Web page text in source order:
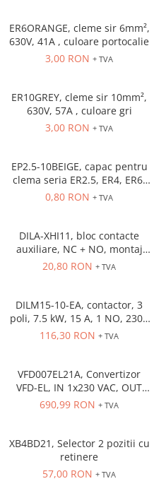
Router si switch-uri industriale
Afisoare digitale
Senzori fotoelectrici
Senzori inductivi
Senzori magnetici-rezistivi
TRIO-PS
TRIO-UPS
Butoane si accesorii
Lampa multi LED
pentru motor
Direct-On-Line Starters
Cleme sir
Accesorii cleme
Cleme 2.5mm
Cleme 4mm
ER6ORANGE, cleme sir 6mm²,
630V, 41A , culoare portocalie
3,00 RON + TVA
ER10GREY, cleme sir 10mm²,
630V, 57A , culoare gri
3,00 RON + TVA
EP2.5-10BEIGE, capac pentru
clema seria ER2.5, ER4, ER6,
ER10 Beige
0,80 RON + TVA
DILA-XHI11, bloc contacte
auxiliare, NC + NO, montaj
frontal
20,80 RON + TVA
DILM15-10-EA, contactor, 3
poli, 7.5 kW, 15 A, 1 NO, 230V
AC
116,30 RON + TVA
VFD007EL21A, Convertizor
VFD-EL, IN 1x230 VAC, OUT
3x230 VAC, 0.75 kW, 4.2 A,
inclus
690,99 RON + TVA
XB4BD21, Selector 2 pozitii cu
retinere
57,00 RON + TVA